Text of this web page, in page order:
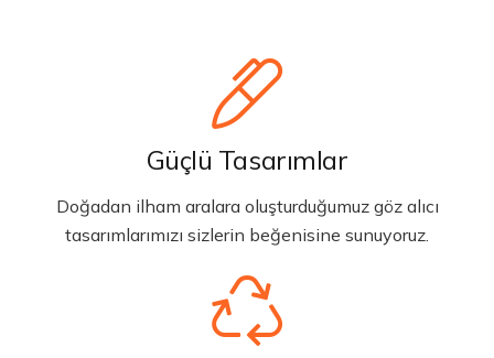
Güçlü Tasarımlar
Doğadan ilham aralara oluşturduğumuz göz alıcı
tasarımlarımızı sizlerin beğenisine sunuyoruz.